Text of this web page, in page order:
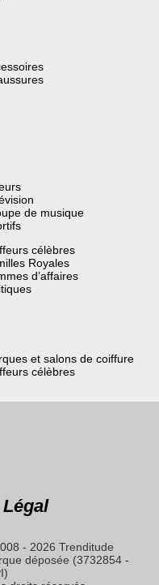
de musique
célèbres
Royales
d’affaires
et salons de coiffure
célèbres
Légal
- 2026 Trenditude
déposée (3732854 -